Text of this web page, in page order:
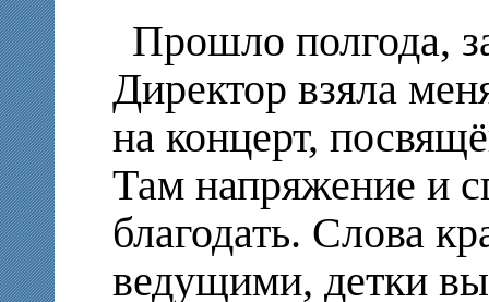
Прошло полгода,
Директор взяла
на концерт,
Там напряжение и
благодать. Слова
ведущими, детки